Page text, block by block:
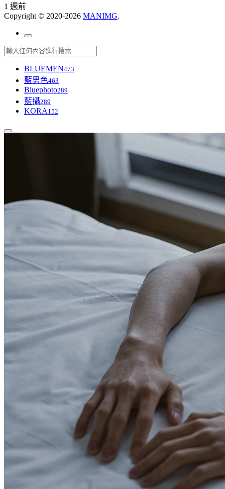
1 週前
Copyright © 2020-2026 MANIMG.
BLUEMEN473
藍男色463
Bluephoto289
藍攝289
KORA 152